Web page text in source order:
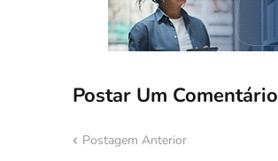
Postar Um Comentário
Postagem Anterior